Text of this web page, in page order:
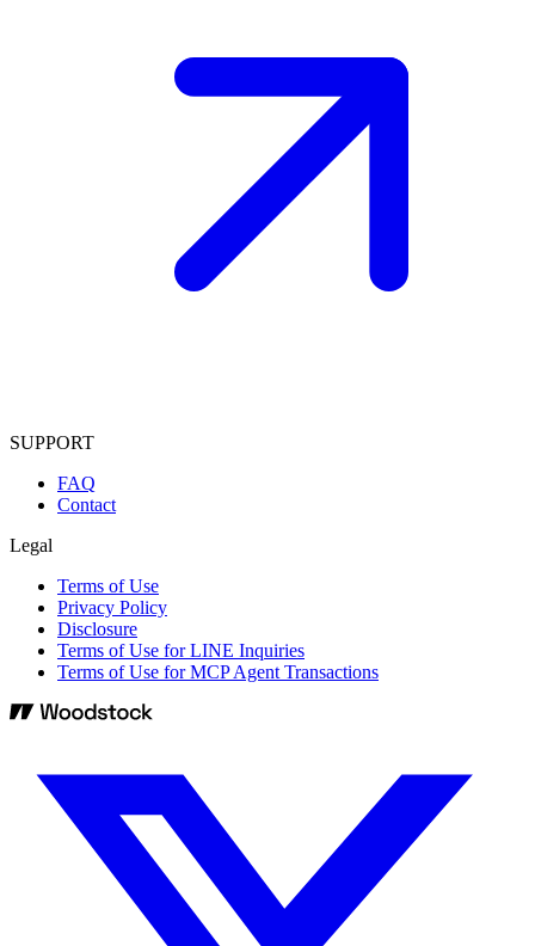
SUPPORT
FAQ
Contact
Legal
Terms of Use
Privacy Policy
Disclosure
Terms of Use for LINE Inquiries
Terms of Use for MCP Agent Transactions